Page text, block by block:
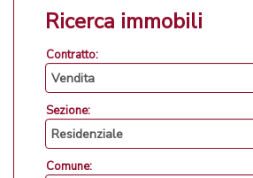
Ricerca immobili
Contratto:
Sezione:
Comune: